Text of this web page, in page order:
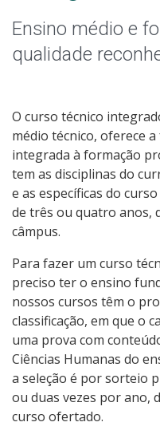
Especialização
Educação a Distância
Todos os cursos
Processo de
Resultados
Resultados Vagas Ociosas
Como posso estudar no
Calendário de inscrições
Ensino médio e
qualidade
O curso técnico
médio técnico, oferece
integrada à formação
tem as disciplinas do
e as específicas do
de três ou quatro anos,
câmpus.
Para fazer um curso
preciso ter o ensino
nossos cursos têm o
classificação, em que o
uma prova com
Ciências Humanas do
a seleção é por sorteio
ou duas vezes por ano,
curso ofertado.